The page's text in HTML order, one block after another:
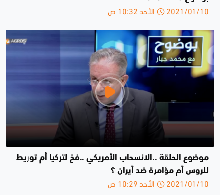
2021/01/10 الأحد 10:32 ص
موضوع الحلقة ..الانسحاب الأمريكي ..فخ لتركيا أم توريط
للروس أم مؤامرة ضد أيران ؟
2021/01/10 الأحد 10:29 ص